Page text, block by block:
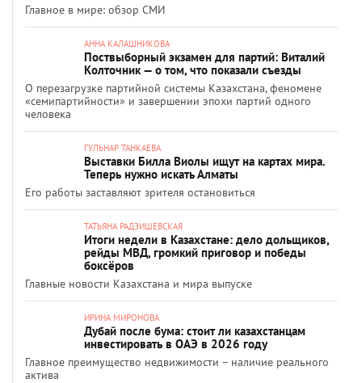
Главное в мире: обзор СМИ
АННА КАЛАШНИКОВА
Поствыборный экзамен для партий: Виталий
Колточник — о том, что показали съезды
О перезагрузке партийной системы Казахстана, феномене
«семипартийности» и завершении эпохи партий одного
человека
ГУЛЬНАР ТАНКАЕВА
Выставки Билла Виолы ищут на картах мира.
Теперь нужно искать Алматы
Его работы заставляют зрителя остановиться
ТАТЬЯНА РАДЗИШЕВСКАЯ
Итоги недели в Казахстане: дело дольщиков,
рейды МВД, громкий приговор и победы
боксёров
Главные новости Казахстана и мира выпуске
ИРИНА МИРОНОВА
Дубай после бума: стоит ли казахстанцам
инвестировать в ОАЭ в 2026 году
Главное преимущество недвижимости – наличие реального
актива